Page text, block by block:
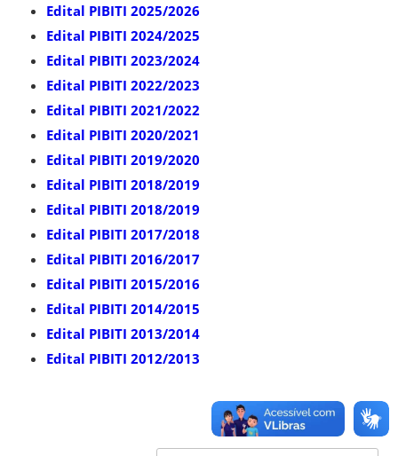
Edital PIBITI 2025/2026
Edital PIBITI 2024/2025
Edital PIBITI 2023/2024
Edital PIBITI 2022/2023
Edital PIBITI 2021/2022
Edital PIBITI 2020/2021
Edital PIBITI 2019/2020
Edital PIBITI 2018/2019
Edital PIBITI 2018/2019
Edital PIBITI 2017/2018
Edital PIBITI 2016/2017
Edital PIBITI 2015/2016
Edital PIBITI 2014/2015
Edital PIBITI 2013/2014
Edital PIBITI 2012/2013